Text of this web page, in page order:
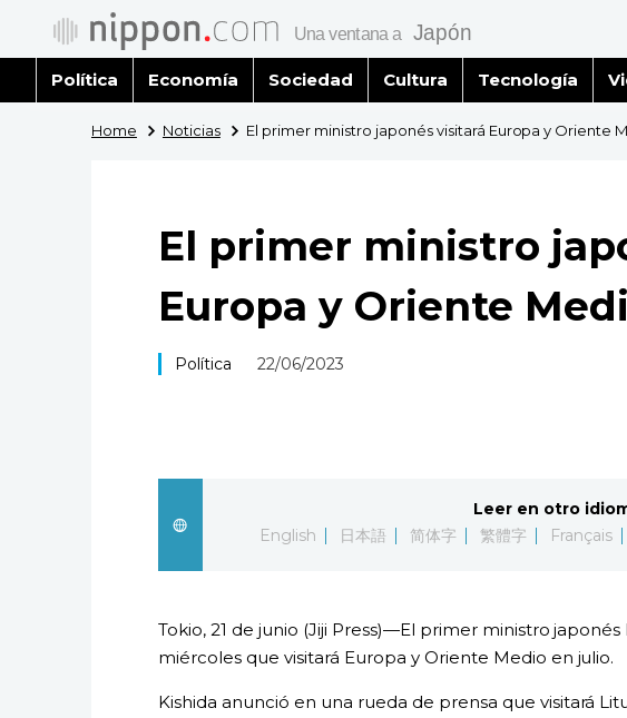
Política Economía Sociedad Cultura Tecnología
Home Noticias El primer ministro japonés visitará Europa y Oriente
El primer ministro
Europa y Oriente
Política 22/06/2023
Leer en otro
English
日本語 简体字 繁體字 Français
Tokio, 21 de junio (Jiji Press)—El primer ministro
miércoles que visitará Europa y Oriente Medio en julio.
Kishida anunció en una rueda de prensa que visitará